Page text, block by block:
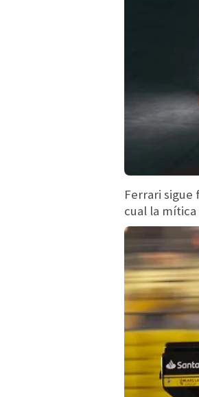
Ferrari sigue
cual la mítica